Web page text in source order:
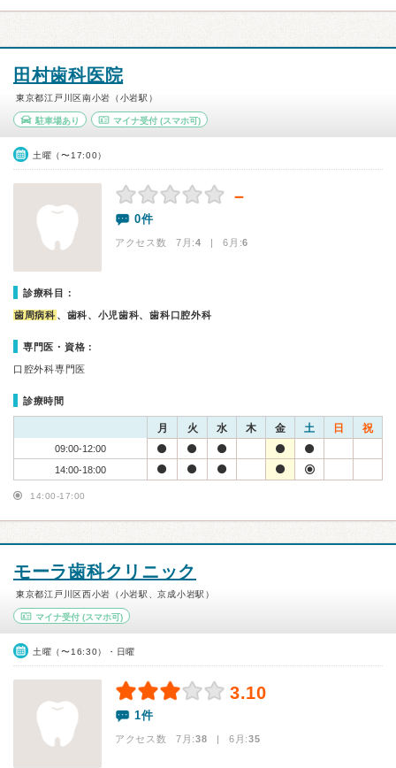
田村歯科医院
東京都江戸川区南小岩（小岩駅）
駐車場あり マイナ受付(スマホ可)
土曜（〜17:00）
－
0件
アクセス数 7月:4 | 6月:6
診療科目：
歯周病科 、歯科、小児歯科、歯科口腔外科
専門医・資格：
口腔外科専門医
診療時間
月 火 水 木 金 土 日 祝
09:00-12:00
14:00-18:00
14:00-17:00
モーラ歯科クリニック
東京都江戸川区西小岩（小岩駅、京成小岩駅）
マイナ受付 (スマホ可)
土曜（〜16:30）・日曜
3.10
1件
アクセス数 7月:38 | 6月:35